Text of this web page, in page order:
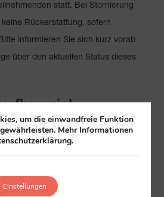
statt. Bei Stornierung
Rückerstattung, sofern
informieren Sie sich kurz vorab
über den aktuellen Status dieses
liegt idyllisch im oberen
Kulm. Die Gemeinde ist
um die einwandfreie Funktion
Mehr Informationen
Einstellungen